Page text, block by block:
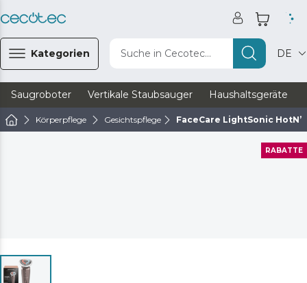
Kategorien Suche in Cecotec... DE
Saugroboter Vertikale Staubsauger Haushaltsgeräte
Körperpflege Gesichtspflege FaceCare LightSonic
RABATTE